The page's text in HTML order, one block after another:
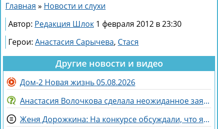
Главная » Новости и слухи
Автор: Редакция Шлок 1 февраля 2012 в 23:30
Герои: Анастасия Сарычева, Стася
Другие новости и видео
Дом-2 Новая жизнь 05.08.2026
Анастасия Волочкова сделала неожиданное заявление о дочери
Женя Дорожкина: На конкурсе обсуждали, что я злая и мстительная